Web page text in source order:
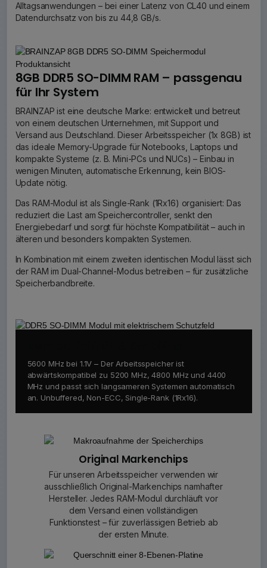
Alltagsanwendungen – bei einer Latenz von CL40 und einem
Datendurchsatz von bis zu 44,8 GB/s.
8GB DDR5 SO-DIMM RAM – passgenau
für Ihr System
BRAINZAP ist eine deutsche Marke: entwickelt und betreut
von einem deutschen Unternehmen, mit Support und
Versand aus Deutschland. Dieser Arbeitsspeicher (1x 8GB) ist
das ideale Memory-Upgrade für Notebooks, Laptops und
kompakte Systeme (z. B. Mini-PCs und NUCs) – Einbau in
wenigen Minuten, automatische Erkennung, kein BIOS-
Update nötig.
Das RAM-Modul ist als Single-Rank (1Rx16) organisiert: Das
reduziert die Last am Speichercontroller, senkt den
Energiebedarf und sorgt für höchste Kompatibilität – auch in
älteren und besonders kompakten Systemen.
In Kombination mit einem zweiten identischen Modul lässt sich
der RAM im Dual-Channel-Modus betreiben – für zusätzliche
Speicherbandbreite.
5600 MHz bei 1.1V – Der Arbeitsspeicher ist
abwärtskompatibel zu 5200 MHz, 4800 MHz und 4400
MHz und passt sich langsameren Systemen automatisch
an. Unbuffered, Non-ECC, Single-Rank (1Rx16).
Original Markenchips
Für unseren Arbeitsspeicher verwenden wir
ausschließlich Original-Markenchips namhafter
Hersteller. Jedes RAM-Modul durchläuft vor
dem Versand einen vollständigen
Funktionstest – für zuverlässigen Betrieb ab
der ersten Minute.